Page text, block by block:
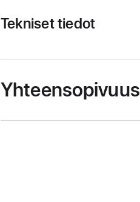
Tekniset tiedot
Yhteensopivuus